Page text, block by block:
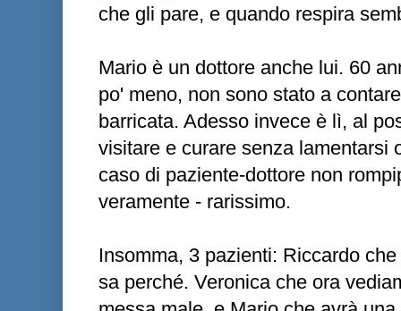
che gli pare, e quando respira
Mario è un dottore anche lui. 60
po' meno, non sono stato a
barricata. Adesso invece è lì, al
visitare e curare senza lamentarsi
caso di paziente-dottore non
veramente - rarissimo.
Insomma, 3 pazienti: Riccardo
sa perché. Veronica che ora